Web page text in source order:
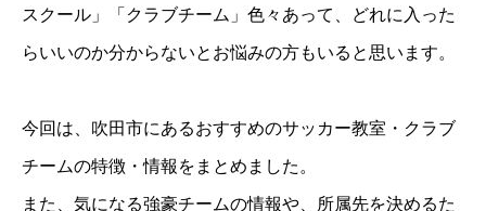
スクール」「クラブチーム」色々あって、どれに入った
らいいのか分からないとお悩みの方もいると思います。
今回は、吹田市にあるおすすめのサッカー教室・クラブ
チームの特徴・情報をまとめました。
また、気になる強豪チームの情報や、所属先を決めるた